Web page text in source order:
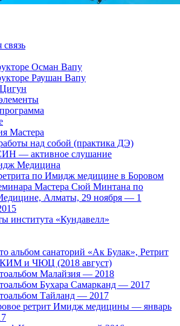
Цигун Клуб
связь
Осман Вапу
Раушан Вапу
Мастера
над собой (практика ДЭ)
— активное слушание
Медицина
по Имидж медицине в Боровом
Мастера Сюй Минтана по
Алматы, 29 ноября — 1
института «Кундавелл»
альбом санаторий «Ак Булак», Ретрит
и ЧЮЦ (2018 август)
Малайзия — 2018
Бухара Самарканд — 2017
Тайланд — 2017
ретрит Имидж медицины — январь